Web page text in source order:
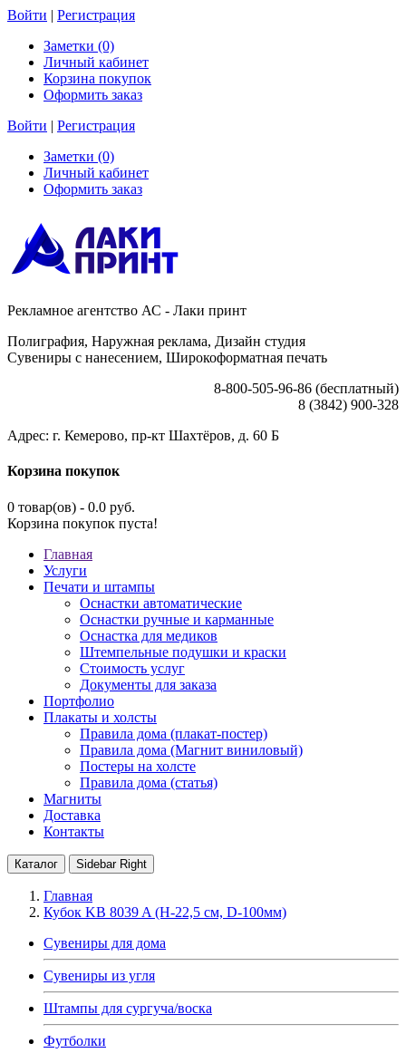
Войти | Регистрация
Заметки (0)
Личный кабинет
Корзина покупок
Оформить заказ
Войти | Регистрация
Заметки (0)
Личный кабинет
Оформить заказ
Рекламное агентство АС - Лаки принт
Полиграфия, Наружная реклама, Дизайн студия
Сувениры с нанесением, Широкоформатная печать
8-800-505-96-86 (бесплатный)
8 (3842) 900-328
Адрес: г. Кемерово, пр-кт Шахтёров, д. 60 Б
Корзина покупок
0 товар(ов) - 0.0 руб.
Корзина покупок пуста!
Главная
Услуги
Печати и штампы
Оснастки автоматические
Оснастки ручные и карманные
Оснастка для медиков
Штемпельные подушки и краски
Стоимость услуг
Документы для заказа
Портфолио
Плакаты и холсты
Правила дома (плакат-постер)
Правила дома (Магнит виниловый)
Постеры на холсте
Правила дома (статья)
Магниты
Доставка
Контакты
Каталог Sidebar Right
Главная
Кубок KB 8039 A (H-22,5 см, D-100мм)
Сувениры для дома
Сувениры из угля
Штампы для сургуча/воска
Футболки